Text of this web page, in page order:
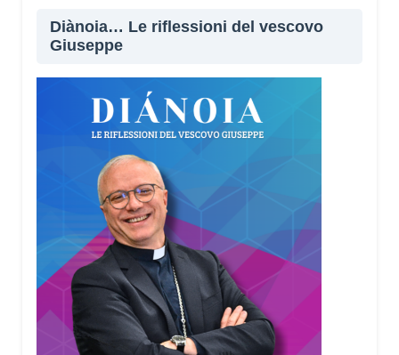
Diànoia… Le riflessioni del vescovo
Giuseppe